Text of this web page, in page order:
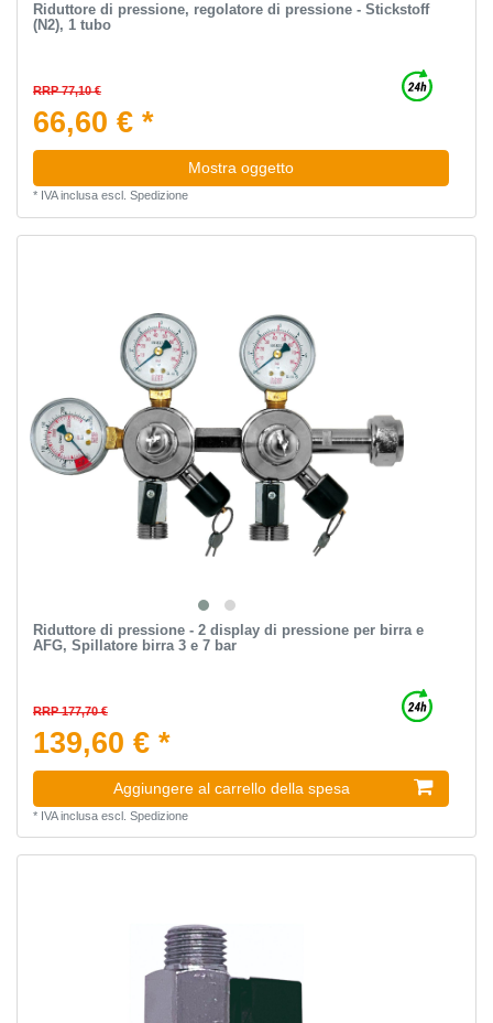
Riduttore di pressione, regolatore di pressione - Stickstoff
(N2), 1 tubo
RRP 77,10 €
66,60 € *
Mostra oggetto
* IVA inclusaescl. Spedizione
Riduttore di pressione - 2 display di pressione per birra e
AFG, Spillatore birra 3 e 7 bar
RRP 177,70 €
139,60 € *
Aggiungere al carrello della spesa
* IVA inclusaescl. Spedizione